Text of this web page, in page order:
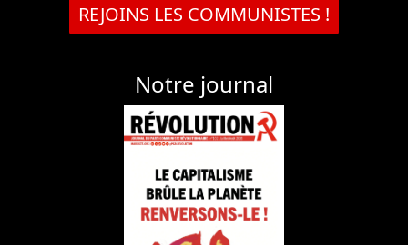
REJOINS LES COMMUNISTES !
Notre journal